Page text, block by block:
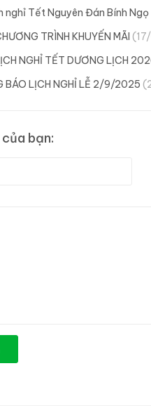
nghỉ Tết Nguyên Đán Bính
TRÌNH KHUYẾN MÃI
NGHỈ TẾT DƯƠNG LỊCH
BÁO LỊCH NGHỈ LỄ 2/9/2025
bạn: